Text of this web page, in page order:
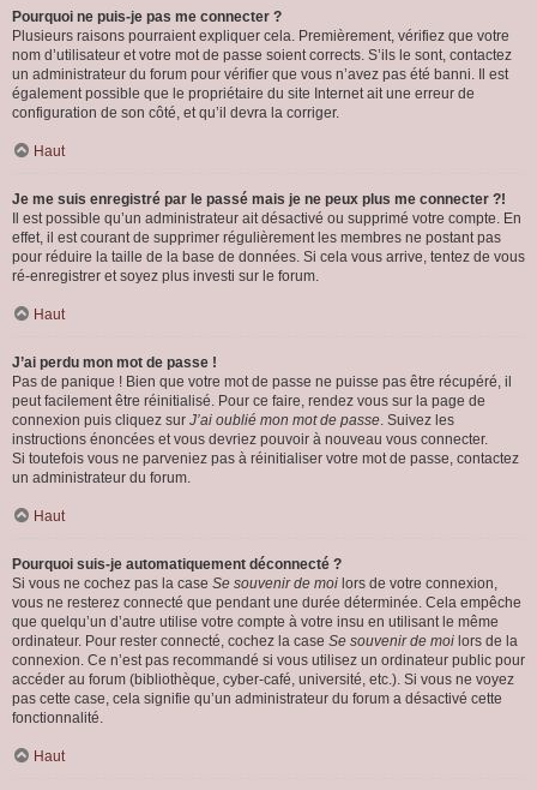
Pourquoi ne puis-je pas me connecter ?
Plusieurs raisons pourraient expliquer cela. Premièrement, vérifiez que votre
nom d’utilisateur et votre mot de passe soient corrects. S’ils le sont, contactez
un administrateur du forum pour vérifier que vous n’avez pas été banni. Il est
également possible que le propriétaire du site Internet ait une erreur de
configuration de son côté, et qu’il devra la corriger.
Haut
Je me suis enregistré par le passé mais je ne peux plus me connecter ?!
Il est possible qu’un administrateur ait désactivé ou supprimé votre compte. En
effet, il est courant de supprimer régulièrement les membres ne postant pas
pour réduire la taille de la base de données. Si cela vous arrive, tentez de vous
ré-enregistrer et soyez plus investi sur le forum.
Haut
J’ai perdu mon mot de passe !
Pas de panique ! Bien que votre mot de passe ne puisse pas être récupéré, il
peut facilement être réinitialisé. Pour ce faire, rendez vous sur la page de
connexion puis cliquez sur J’ai oublié mon mot de passe. Suivez les
instructions énoncées et vous devriez pouvoir à nouveau vous connecter.
Si toutefois vous ne parveniez pas à réinitialiser votre mot de passe, contactez
un administrateur du forum.
Haut
Pourquoi suis-je automatiquement déconnecté ?
Si vous ne cochez pas la case Se souvenir de moi lors de votre connexion,
vous ne resterez connecté que pendant une durée déterminée. Cela empêche
que quelqu’un d’autre utilise votre compte à votre insu en utilisant le même
ordinateur. Pour rester connecté, cochez la case Se souvenir de moi lors de la
connexion. Ce n’est pas recommandé si vous utilisez un ordinateur public pour
accéder au forum (bibliothèque, cyber-café, université, etc.). Si vous ne voyez
pas cette case, cela signifie qu’un administrateur du forum a désactivé cette
fonctionnalité.
Haut